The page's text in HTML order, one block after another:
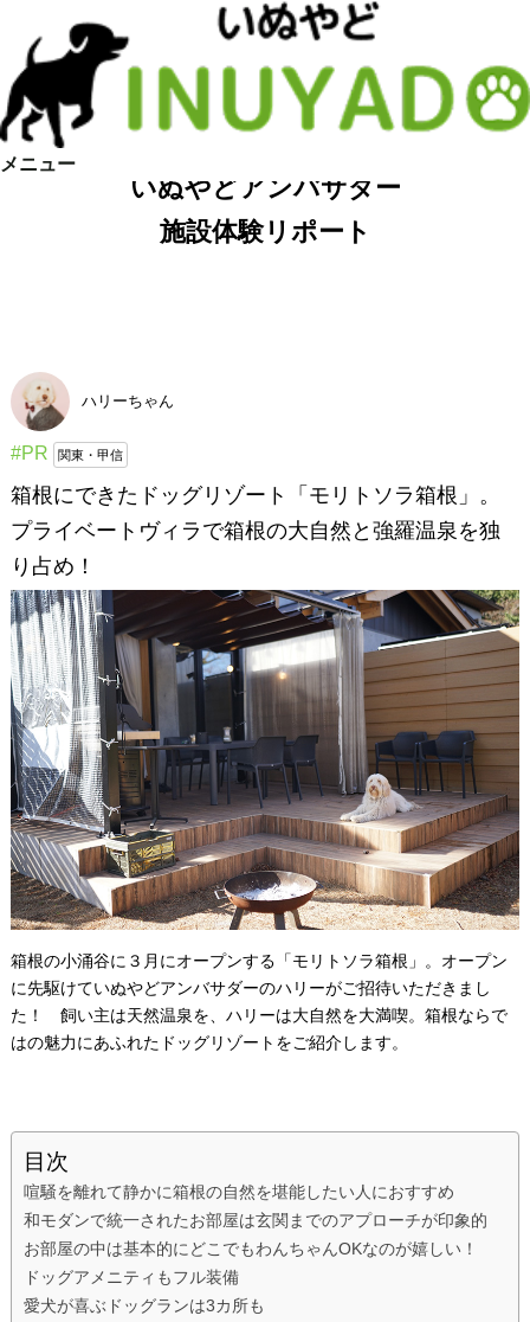
メニュー
いぬやどアンバサダー
施設体験リポート
ハリーちゃん
#PR 関東・甲信
箱根にできたドッグリゾート「モリトソラ箱根」。
プライベートヴィラで箱根の大自然と強羅温泉を独
り占め！
箱根の小涌谷に３月にオープンする「モリトソラ箱根」。オープン
に先駆けていぬやどアンバサダーのハリーがご招待いただきまし
た！ 飼い主は天然温泉を、ハリーは大自然を大満喫。箱根ならで
はの魅力にあふれたドッグリゾートをご紹介します。
目次
喧騒を離れて静かに箱根の自然を堪能したい人におすすめ
和モダンで統一されたお部屋は玄関までのアプローチが印象的
お部屋の中は基本的にどこでもわんちゃんOKなのが嬉しい！
ドッグアメニティもフル装備
愛犬が喜ぶドッグランは3カ所も